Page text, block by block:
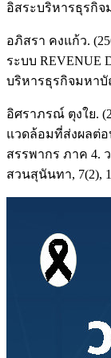
อิสระบริหารธุรกิ
อภิสรา คงแก้ว.
ระบบ REVENUE
บริหารธุรกิจมหา
อิศราภรณ์ ตุงใย.
แวดล้อมที่ส่งผลต่
สรรพากร ภาค 4.
สวนสุนันทา, 7(2),